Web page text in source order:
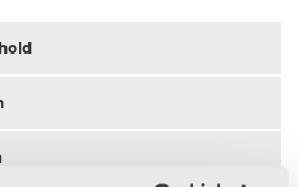
styrket dine professionelle
til udviklingsstøttende og
består af korte oplæg, fælles